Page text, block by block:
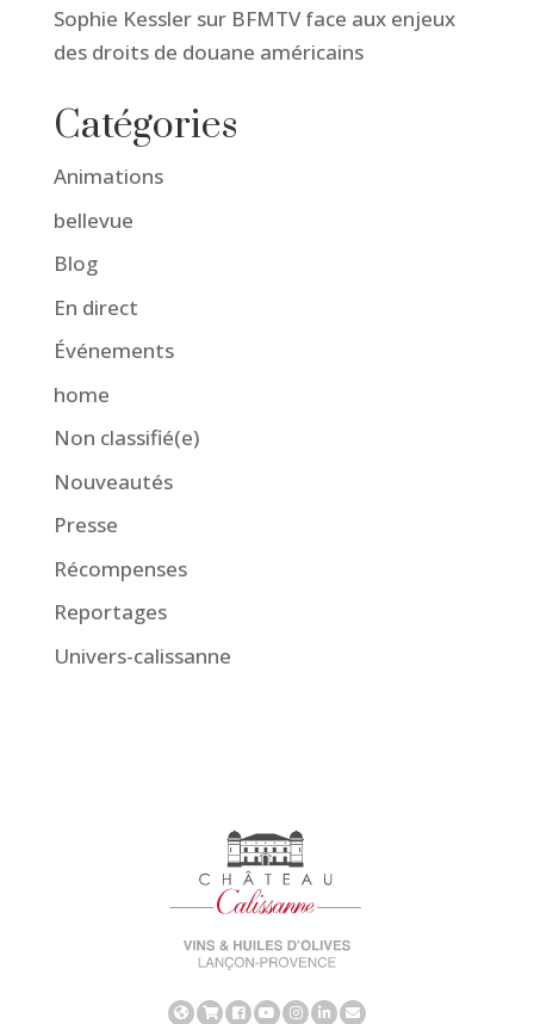
Sophie Kessler sur BFMTV face aux enjeux
des droits de douane américains
Catégories
Animations
bellevue
Blog
En direct
Événements
home
Non classifié(e)
Nouveautés
Presse
Récompenses
Reportages
Univers-calissanne